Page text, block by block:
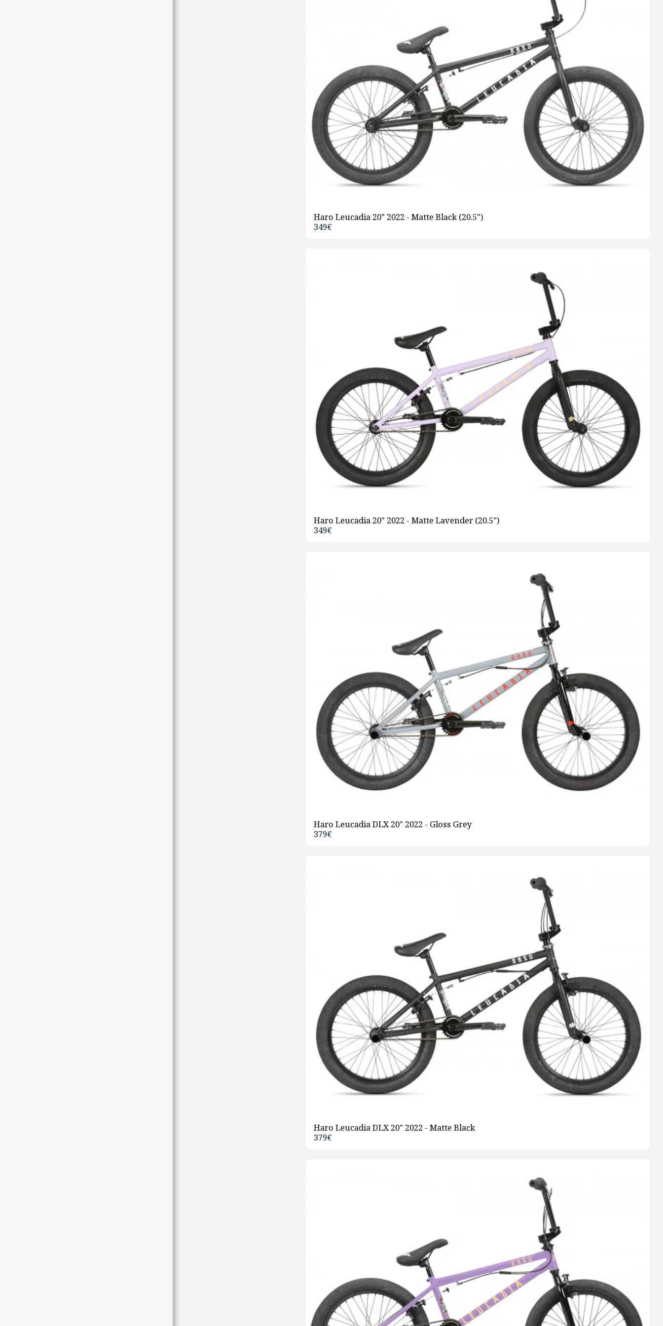
Haro Leucadia 20" 2022 - Matte Black (20.5")
349€
Haro Leucadia 20" 2022 - Matte Lavender (20.5")
349€
Haro Leucadia DLX 20" 2022 - Gloss Grey
379€
Haro Leucadia DLX 20" 2022 - Matte Black
379€